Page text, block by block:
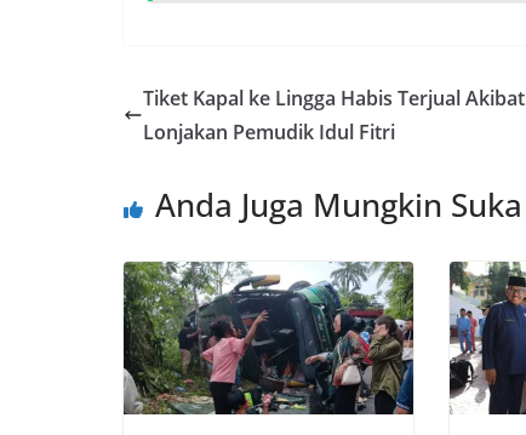
Tiket Kapal ke Lingga Habis Terjual Akibat
Lonjakan Pemudik Idul Fitri
Anda Juga Mungkin Suka